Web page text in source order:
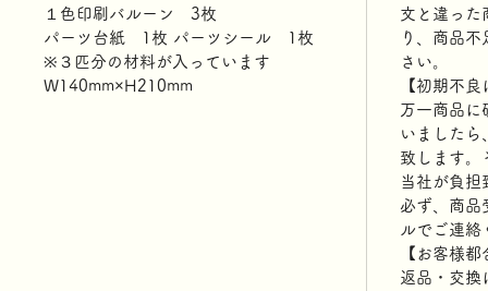
１色印刷バルーン 3枚
パーツ台紙 1枚 パーツシール 1枚
※３匹分の材料が入っています
W140mm×H210mm
文と違った
り、商品
さい。
【初期不
万一商品に
いましたら
致します。
当社が負担
必ず、商品
ルでご連絡
【お客様
返品・交換